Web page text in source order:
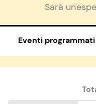
Sarà
Eventi programmati